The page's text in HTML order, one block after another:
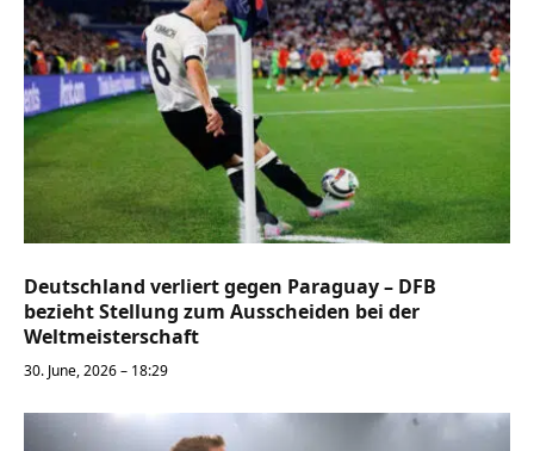
Deutschland verliert gegen Paraguay – DFB
bezieht Stellung zum Ausscheiden bei der
Weltmeisterschaft
30. June, 2026 – 18:29